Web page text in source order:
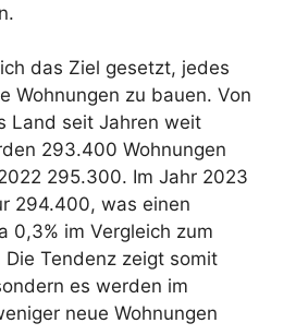
das Ziel gesetzt, jedes
Wohnungen zu bauen. Von
Land seit Jahren weit
293.400 Wohnungen
295.300. Im Jahr 2023
294.400, was einen
0,3% im Vergleich zum
Tendenz zeigt somit
es werden im
neue Wohnungen